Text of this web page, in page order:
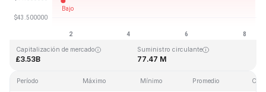
Última actualización: 2026-08-08, 09:07 GMT+0
Máximo histórico
Capitalización de mercado
£3.53B
Suministro circulante
77.47 M
Período Máximo Mínimo Promedio